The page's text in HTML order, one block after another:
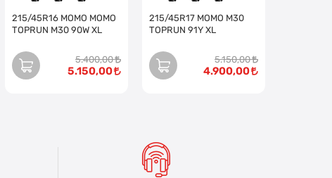
215/45R16 MOMO MOMO
TOPRUN M30 90W XL
5.400,00
5.150,00
215/45R17 MOMO M30
TOPRUN 91Y XL
5.150,00
4.900,00